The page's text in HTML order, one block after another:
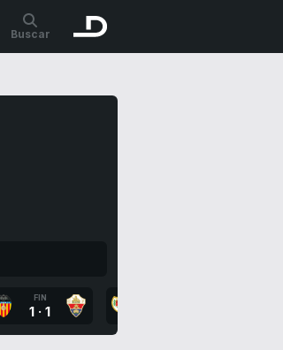
Buscar
FIN
1 · 1